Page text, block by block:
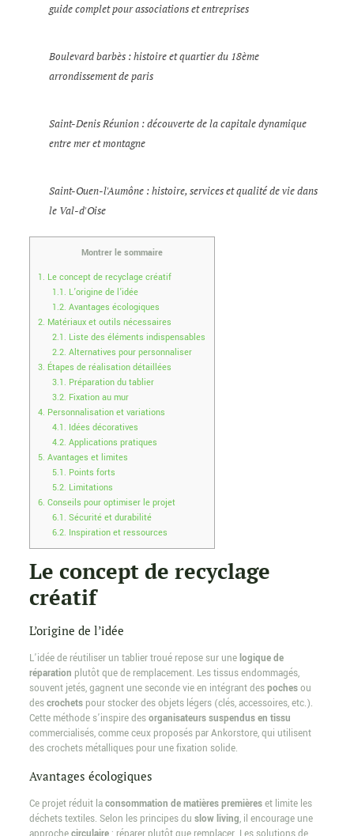
guide complet pour associations et entreprises
Boulevard barbès : histoire et quartier du 18ème
arrondissement de paris
Saint-Denis Réunion : découverte de la capitale dynamique
entre mer et montagne
Saint-Ouen-l'Aumône : histoire, services et qualité de vie dans
le Val-d'Oise
Montrer le sommaire
1. Le concept de recyclage créatif
1.1. L’origine de l’idée
1.2. Avantages écologiques
2. Matériaux et outils nécessaires
2.1. Liste des éléments indispensables
2.2. Alternatives pour personnaliser
3. Étapes de réalisation détaillées
3.1. Préparation du tablier
3.2. Fixation au mur
4. Personnalisation et variations
4.1. Idées décoratives
4.2. Applications pratiques
5. Avantages et limites
5.1. Points forts
5.2. Limitations
6. Conseils pour optimiser le projet
6.1. Sécurité et durabilité
6.2. Inspiration et ressources
Le concept de recyclage
créatif
L’origine de l’idée
L’idée de réutiliser un tablier troué repose sur unelogique de
réparation plutôt que de remplacement. Les tissus endommagés,
souvent jetés, gagnent une seconde vie en intégrant despochesou
descrochetspour stocker des objets légers (clés, accessoires, etc.).
Cette méthode s’inspire desorganisateurs suspendus en tissu
commercialisés, comme ceux proposés par Ankorstore, qui utilisent
des crochets métalliques pour une fixation solide.
Avantages écologiques
Ce projet réduit laconsommation de matières premièreset limite les
déchets textiles. Selon les principes du slow living, il encourage une